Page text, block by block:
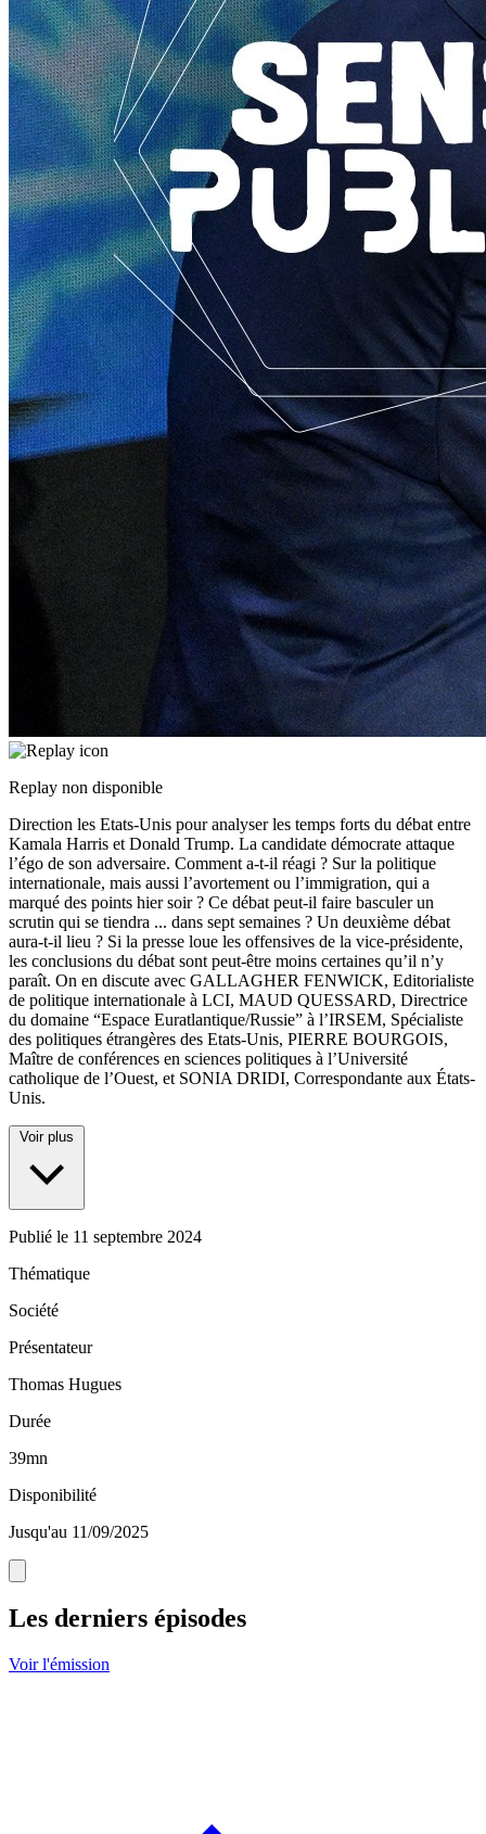
Replay non disponible
Direction les Etats-Unis pour analyser les temps forts du débat entre
Kamala Harris et Donald Trump. La candidate démocrate attaque
l’égo de son adversaire. Comment a-t-il réagi ? Sur la politique
internationale, mais aussi l’avortement ou l’immigration, qui a
marqué des points hier soir ? Ce débat peut-il faire basculer un
scrutin qui se tiendra ... dans sept semaines ? Un deuxième débat
aura-t-il lieu ? Si la presse loue les offensives de la vice-présidente,
les conclusions du débat sont peut-être moins certaines qu’il n’y
paraît. On en discute avec GALLAGHER FENWICK, Editorialiste
de politique internationale à LCI, MAUD QUESSARD, Directrice
du domaine “Espace Euratlantique/Russie” à l’IRSEM, Spécialiste
des politiques étrangères des Etats-Unis, PIERRE BOURGOIS,
Maître de conférences en sciences politiques à l’Université
catholique de l’Ouest, et SONIA DRIDI, Correspondante aux États-
Unis.
Voir plus
Publié le 11 septembre 2024
Thématique
Société
Présentateur
Thomas Hugues
Durée
39mn
Disponibilité
Jusqu'au 11/09/2025
Les derniers épisodes
Voir l'émission